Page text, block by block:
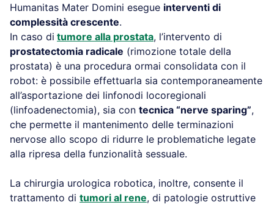
Humanitas Mater Domini esegue interventi di
complessità crescente.
In caso di tumore alla prostata, l’intervento di
prostatectomia radicale (rimozione totale della
prostata) è una procedura ormai consolidata con il
robot: è possibile effettuarla sia contemporaneamente
all’asportazione dei linfonodi locoregionali
(linfoadenectomia), sia con tecnica “nerve sparing”,
che permette il mantenimento delle terminazioni
nervose allo scopo di ridurre le problematiche legate
alla ripresa della funzionalità sessuale.
La chirurgia urologica robotica, inoltre, consente il
trattamento di tumori al rene, di patologie ostruttive